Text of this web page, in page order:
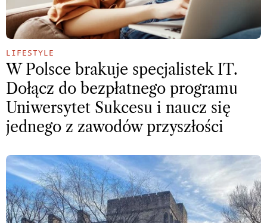
LIFESTYLE
W Polsce brakuje specjalistek IT.
Dołącz do bezpłatnego programu
Uniwersytet Sukcesu i naucz się
jednego z zawodów przyszłości